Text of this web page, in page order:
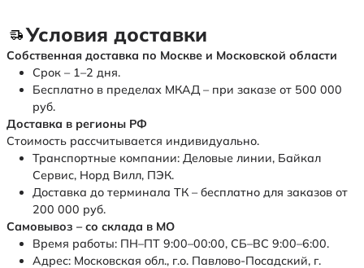
Условия доставки
Собственная доставка по Москве и Московской области
Срок – 1–2 дня.
Бесплатно в пределах МКАД – при заказе от 500 000
руб.
Доставка в регионы РФ
Стоимость рассчитывается индивидуально.
Транспортные компании: Деловые линии, Байкал
Сервис, Норд Вилл, ПЭК.
Доставка до терминала ТК – бесплатно для заказов от
200 000 руб.
Самовывоз – со склада в МО
Время работы: ПН–ПТ 9:00–00:00, СБ–ВС 9:00–6:00.
Адрес: Московская обл., г.о. Павлово-Посадский, г.